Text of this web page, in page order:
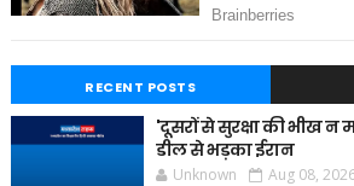
RECENT POSTS
'दूसरों से सुरक्षा की भीख
डील से भड़का ईरान
Unknown Aug 08,